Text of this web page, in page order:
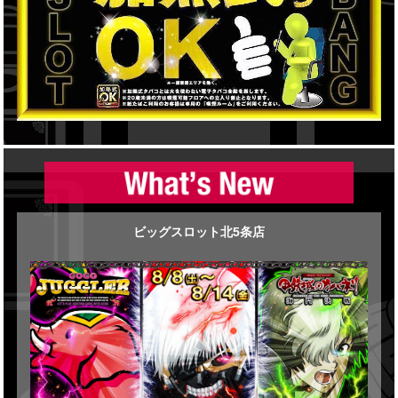
ビッグスロット北5条店